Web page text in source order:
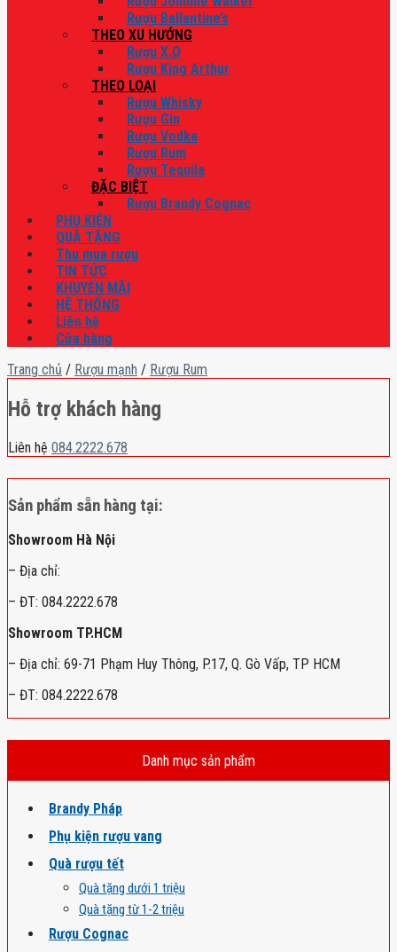
Rượu Ballantine’s
THEO XU HƯỚNG
Rượu X.O
Rượu King Arthur
THEO LOẠI
Rượu Whisky
Rượu Gin
Rượu Vodka
Rượu Rum
Rượu Tequila
ĐẶC BIỆT
Rượu Brandy Cognac
PHỤ KIỆN
QUÀ TẶNG
Thu mua rượu
TIN TỨC
KHUYẾN MÃI
HỆ THỐNG
Liên hệ
Cửa hàng
Trang chủ / Rượu mạnh / Rượu Rum
Hỗ trợ khách hàng
Liên hệ 084.2222.678
Sản phẩm sẵn hàng tại:
Showroom Hà Nội
– Địa chỉ:
– ĐT: 084.2222.678
Showroom TP.HCM
– Địa chỉ: 69-71 Phạm Huy Thông, P.17, Q. Gò Vấp, TP HCM
– ĐT: 084.2222.678
Danh mục sản phẩm
Brandy Pháp
Phụ kiện rượu vang
Quà rượu tết
Quà tặng dưới 1 triệu
Quà tặng từ 1-2 triệu
Rượu Cognac